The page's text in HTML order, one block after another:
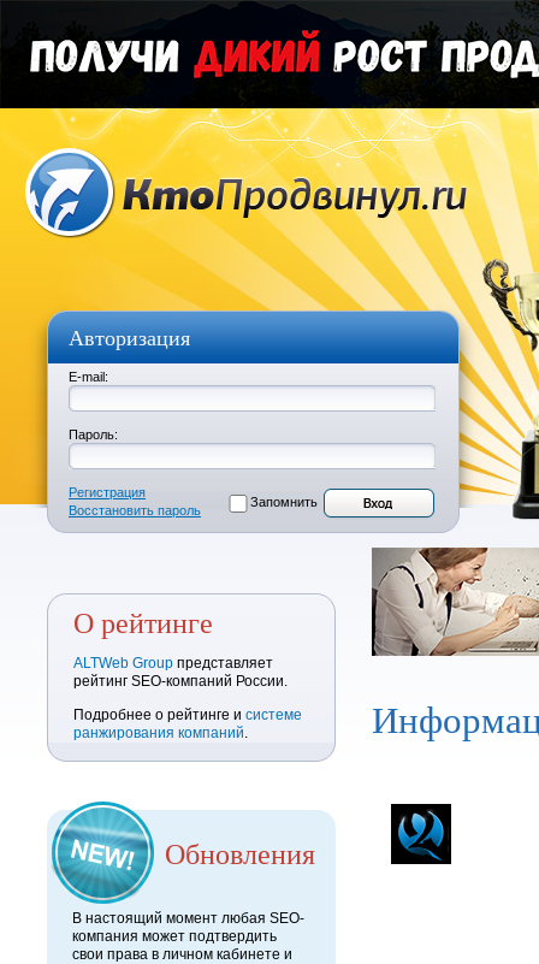
Авторизация
E-mail:
Пароль:
Регистрация
Восстановить пароль
Запомнить
О рейтинге
ALTWeb Group представляет
рейтинг SEO-компаний России.
Подробнее о рейтинге и системе
ранжирования компаний.
Обновления
В настоящий момент любая SEO-
компания может подтвердить
свои права в личном кабинете и